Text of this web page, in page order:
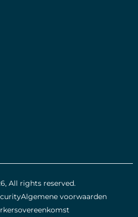
All rights reserved.
Algemene voorwaarden